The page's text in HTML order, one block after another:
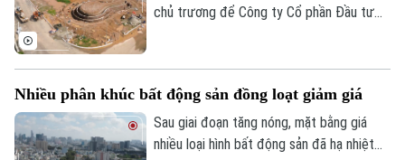
Thời sự
Hà Nội
Chính trị
Xã hội
Nhịp sống Hà Nội
Thế giới
chủ trương để Công ty Cổ phần Đầu tư
nhà ở Làng hoa Tiền Phong, xã Mê Linh
theo hình thức hợp đồng BT không yêu
cầu thanh toán từ ngân sách nhà nước,
Nhiều phân khúc bất động sản đồng loạt giảm giá
Sau giai đoạn tăng nóng, mặt bằng giá
nhiều loại hình bất động sản đã hạ nhiệt